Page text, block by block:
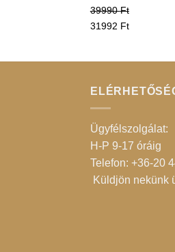
39990Ft
31992 Ft
Ügyfélszolgálat:
H-P 9-17 óráig
Telefon: +36-20
Küldjön nekünk